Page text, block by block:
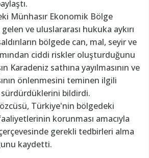
Münhasır Ekonomik Bölge
ve uluslararası hukuka aykırı
bölgede can, mal, seyir ve
ciddi riskler oluşturduğunu
Karadeniz sathına yayılmasının ve
önlenmesini teminen ilgili
bildirdi.
Türkiye'nin bölgedeki
korunması amacıyla
gerekli tedbirleri alma
kaydetti.